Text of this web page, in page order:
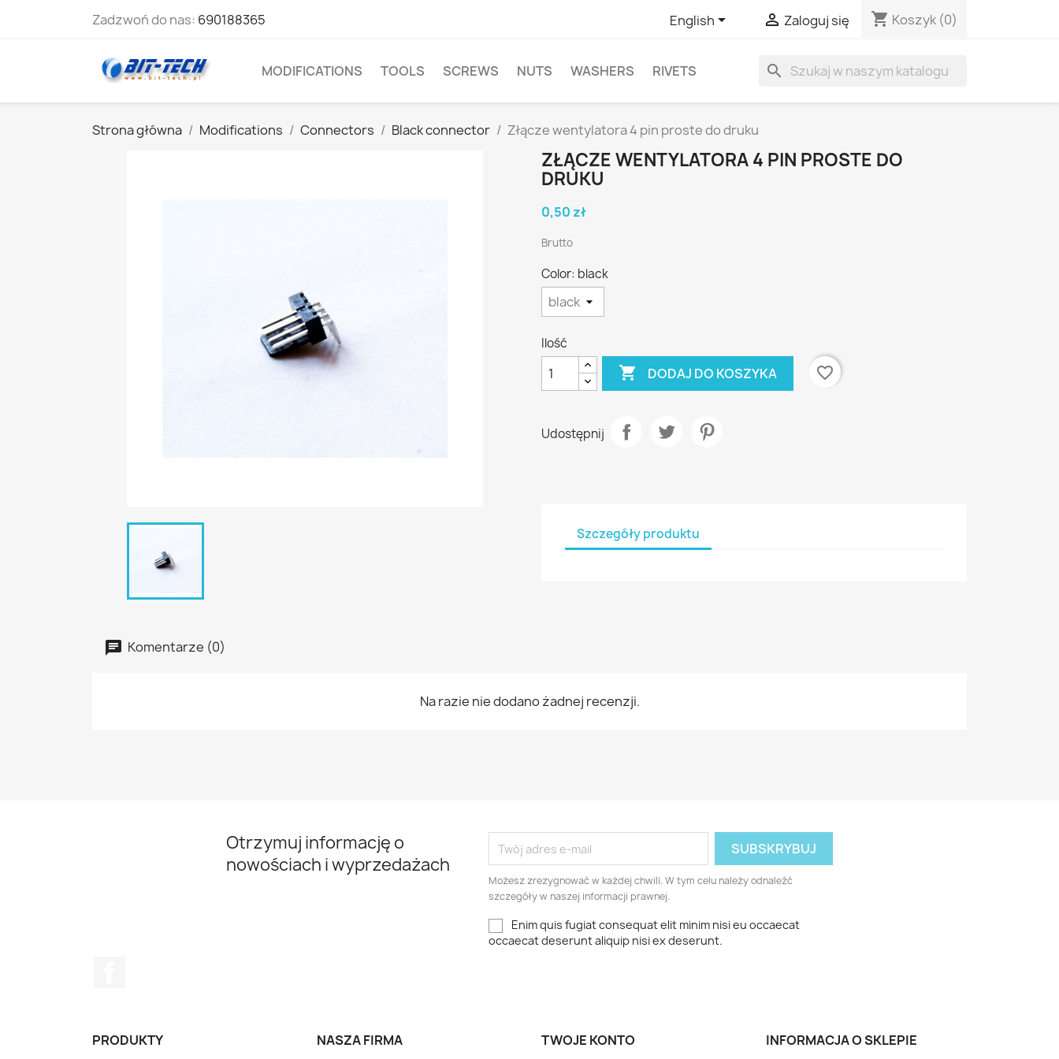
Zadzwoń do nas: 690188365 English  Zaloguj się shopping_cart Koszyk (0)
MODIFICATIONS TOOLS SCREWS NUTS WASHERS RIVETS search
Strona główna Modifications Connectors Black connector Złącze wentylatora 4 pin proste do druku
ZŁĄCZE WENTYLATORA 4 PIN PROSTE DO
DRUKU
0,50 zł
Brutto
Color: black
Ilość
 DODAJ DO KOSZYKA favorite_border
Udostępnij
Szczegóły produktu
Komentarze (0)
Na razie nie dodano żadnej recenzji.
Otrzymuj informację o
nowościach i wyprzedażach
Możesz zrezygnować w każdej chwili. W tym celu należy odnaleźć
szczegóły w naszej informacji prawnej.
Enim quis fugiat consequat elit minim nisi eu occaecat
occaecat deserunt aliquip nisi ex deserunt.
PRODUKTY NASZA FIRMA TWOJE KONTO INFORMACJA O SKLEPIE